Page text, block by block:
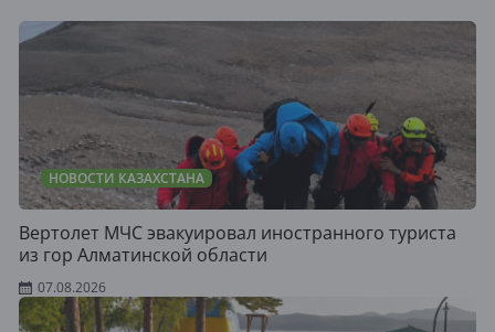
НОВОСТИ КАЗАХСТАНА
Вертолет МЧС эвакуировал иностранного туриста
из гор Алматинской области
07.08.2026